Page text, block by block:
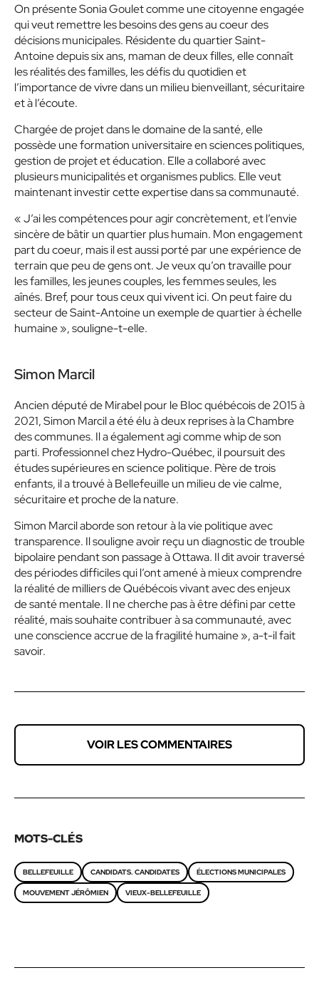
On présente Sonia Goulet comme une citoyenne engagée
qui veut remettre les besoins des gens au coeur des
décisions municipales. Résidente du quartier Saint-
Antoine depuis six ans, maman de deux filles, elle connaît
les réalités des familles, les défis du quotidien et
l’importance de vivre dans un milieu bienveillant, sécuritaire
et à l’écoute.
Chargée de projet dans le domaine de la santé, elle
possède une formation universitaire en sciences politiques,
gestion de projet et éducation. Elle a collaboré avec
plusieurs municipalités et organismes publics. Elle veut
maintenant investir cette expertise dans sa communauté.
« J’ai les compétences pour agir concrètement, et l’envie
sincère de bâtir un quartier plus humain. Mon engagement
part du coeur, mais il est aussi porté par une expérience de
terrain que peu de gens ont. Je veux qu’on travaille pour
les familles, les jeunes couples, les femmes seules, les
aînés. Bref, pour tous ceux qui vivent ici. On peut faire du
secteur de Saint-Antoine un exemple de quartier à échelle
humaine », souligne-t-elle.
Simon Marcil
Ancien député de Mirabel pour le Bloc québécois de 2015 à
2021, Simon Marcil a été élu à deux reprises à la Chambre
des communes. Il a également agi comme whip de son
parti. Professionnel chez Hydro-Québec, il poursuit des
études supérieures en science politique. Père de trois
enfants, il a trouvé à Bellefeuille un milieu de vie calme,
sécuritaire et proche de la nature.
Simon Marcil aborde son retour à la vie politique avec
transparence. Il souligne avoir reçu un diagnostic de trouble
bipolaire pendant son passage à Ottawa. Il dit avoir traversé
des périodes difficiles qui l’ont amené à mieux comprendre
la réalité de milliers de Québécois vivant avec des enjeux
de santé mentale. Il ne cherche pas à être défini par cette
réalité, mais souhaite contribuer à sa communauté, avec
une conscience accrue de la fragilité humaine », a-t-il fait
savoir.
VOIR LES COMMENTAIRES
MOTS-CLÉS
BELLEFEUILLE CANDIDATS. CANDIDATES ÉLECTIONS MUNICIPALES
MOUVEMENT JÉRÔMIEN VIEUX-BELLEFEUILLE